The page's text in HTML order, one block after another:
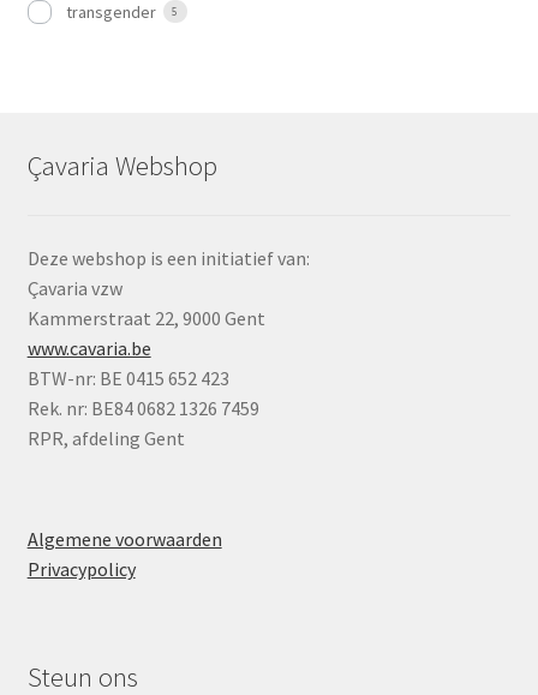
transgender 5
Çavaria Webshop
Deze webshop is een initiatief van:
Çavaria vzw
Kammerstraat 22, 9000 Gent
www.cavaria.be
BTW-nr: BE 0415 652 423
Rek. nr: BE84 0682 1326 7459
RPR, afdeling Gent
Algemene voorwaarden
Privacypolicy
Steun ons